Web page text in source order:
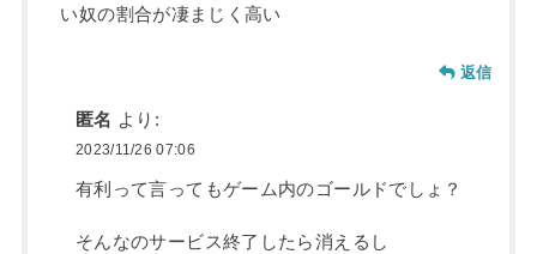
い奴の割合が凄まじく高い
返信
匿名 より:
2023/11/26 07:06
有利って言ってもゲーム内のゴールドでしょ？
そんなのサービス終了したら消えるし